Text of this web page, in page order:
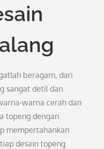
beragam, dari
sangat detil dan
warna cerah dan
topeng dengan
mempertahankan
desain topeng